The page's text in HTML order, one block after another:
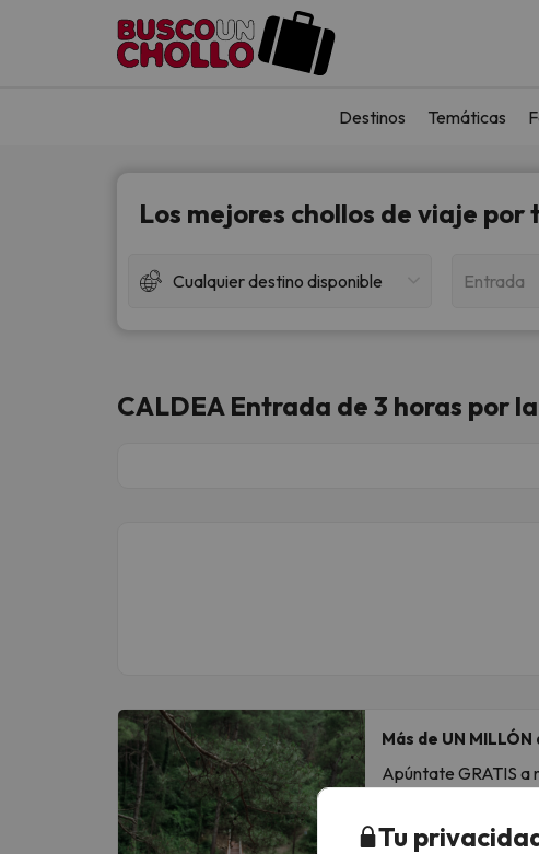
Destinos Temáticas
Los mejores chollos de viaje
Cualquier destino disponible Entrada
CALDEA Entrada de 3 horas por
Más de UN
Apúntate GRATIS a
Escribe tu email
Tu